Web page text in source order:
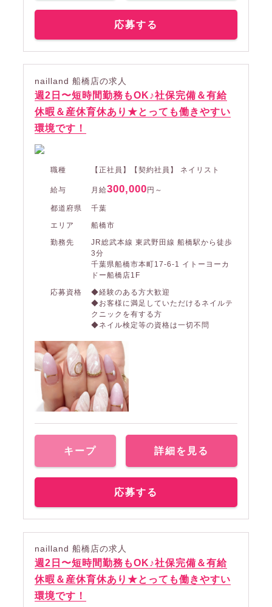
応募する
nailland 船橋店の求人
週2日〜短時間勤務もOK♪社保完備＆有給
休暇＆産休育休あり★とっても働きやすい
環境です！
職種 【正社員】【契約社員】 ネイリスト
給与 月給300,000 円～
都道府県
千葉
エリア
船橋市
勤務先
JR総武本線 東武野田線 船橋駅から徒歩
3分
千葉県船橋市本町17-6-1 イトーヨーカ
ドー船橋店1F
応募資格
◆経験のある方大歓迎
◆お客様に満足していただけるネイルテ
クニックを有する方
◆ネイル検定等の資格は一切不問
キープ 詳細を見る
応募する
nailland 船橋店の求人
週2日〜短時間勤務もOK♪社保完備＆有給
休暇＆産休育休あり★とっても働きやすい
環境です！